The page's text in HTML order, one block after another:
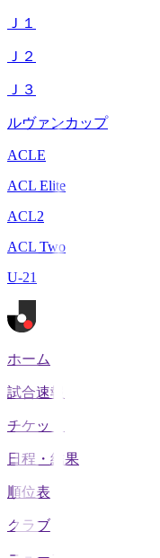
Ｊ１
Ｊ２
Ｊ３
ルヴァンカップ
ACLE
ACL Elite
ACL2
ACL Two
U-21
ホーム
試合速報
チケット
日程・結果
順位表
クラブ